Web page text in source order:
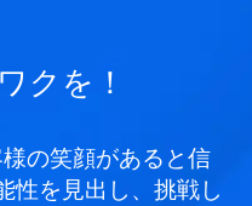
クを！
の笑顔があると信
性を見出し、挑戦し